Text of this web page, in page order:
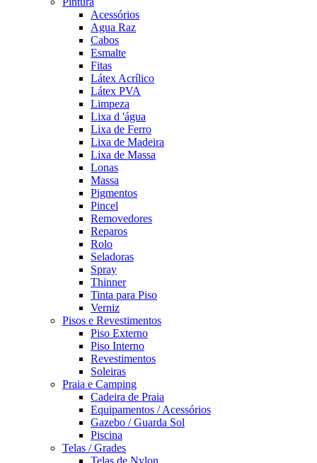
Acessórios
Agua Raz
Cabos
Esmalte
Fitas
Látex Acrílico
Látex PVA
Limpeza
Lixa d 'água
Lixa de Ferro
Lixa de Madeira
Lixa de Massa
Lonas
Massa
Pigmentos
Pincel
Removedores
Reparos
Rolo
Seladoras
Spray
Thinner
Tinta para Piso
Verniz
Pisos e Revestimentos
Piso Externo
Piso Interno
Revestimentos
Soleiras
Praia e Camping
Cadeira de Praia
Equipamentos / Acessórios
Gazebo / Guarda Sol
Piscina
Telas / Grades
Telas de Nylon